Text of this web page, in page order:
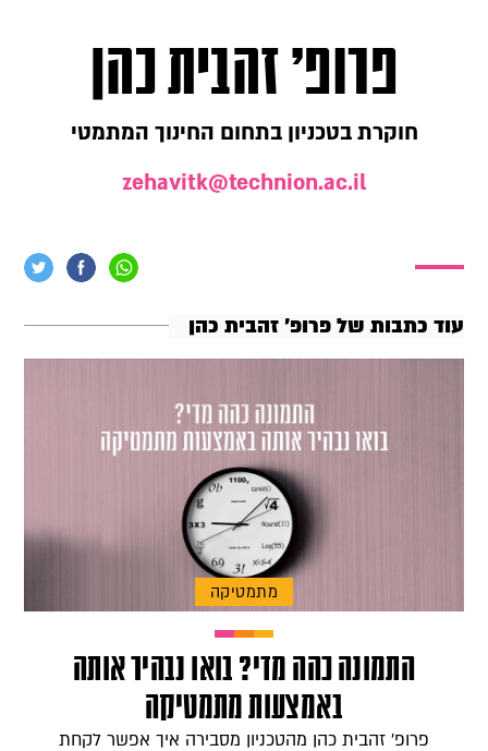
עוד כתבות של פרופ' זהבית כהן
מתמטיקה
התמונה כהה מדי? בואו נבהיר אותה
באמצעות מתמטיקה
פרופ' זהבית כהן מהטכניון מסבירה איך אפשר לקחת
פרופ' זהבית כהן
חוקרת בטכניון בתחום החינוך המתמטי
zehavitk@technion.ac.il